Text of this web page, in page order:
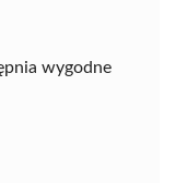
wygodne